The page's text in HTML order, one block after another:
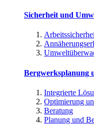
Sicherheit und
Bergwerksplanung
Integrierte
Optimierung
Beratung
Planung und